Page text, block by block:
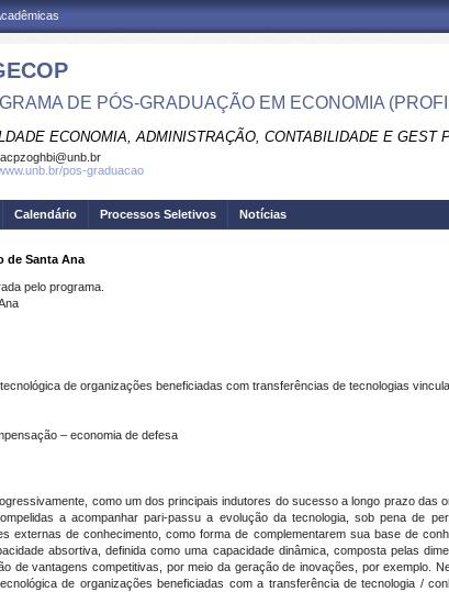
DE PÓS-GRADUAÇÃO EM ECONOMIA
ECONOMIA, ADMINISTRAÇÃO, CONTABILIDADE E GEST
acpzoghbi@unb.br
pos-graduacao
Calendário Processos Seletivos Notícias
de Santa Ana
pelo programa.
de organizações beneficiadas com transferências de tecnologias
– economia de defesa
como um dos principais indutores do sucesso a longo prazo das
a acompanhar pari-passu a evolução da tecnologia, sob pena de
externas de conhecimento, como forma de complementarem sua base de
absortiva, definida como uma capacidade dinâmica, composta pelas
de vantagens competitivas, por meio da geração de inovações, por exemplo.
de organizações beneficiadas com a transferência de tecnologia /